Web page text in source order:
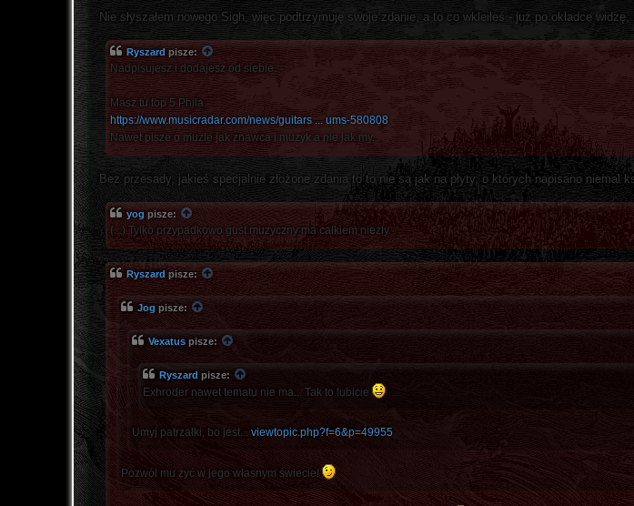
Nie słyszałem nowego Sigh, więc podtrzymuję swoje zdanie, a to co wkleiłeś - już po okładce
Ryszard pisze:
Nadpisujesz i dodajesz od siebie.
Masz tu top 5 Phila.
https://www.musicradar.com/news/guitars ... ums-580808
Nawet pisze o muzie jak znawca i muzyk a nie jak my...
Bez przesady, jakieś specjalnie złożone zdania to to nie są jak na płyty, o których napisano niemal
yogpisze:
(...) Tylko przypadkowo gust muzyczny ma całkiem niezły.
Ryszard pisze:
Jog pisze:
Vexatus pisze:
Ryszard pisze:
Exhroder nawet tematu nie ma... Tak to lubicie
Umyj patrzałki, bo jest... viewtopic.php?f=6&p=49955
Pozwól mu żyć w jego własnym świecie!